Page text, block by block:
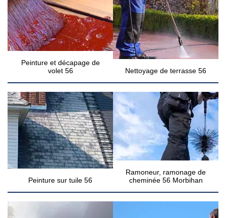
Peinture et décapage de
volet 56
Nettoyage de terrasse 56
Peinture sur tuile 56
Ramoneur, ramonage de
cheminée 56 Morbihan